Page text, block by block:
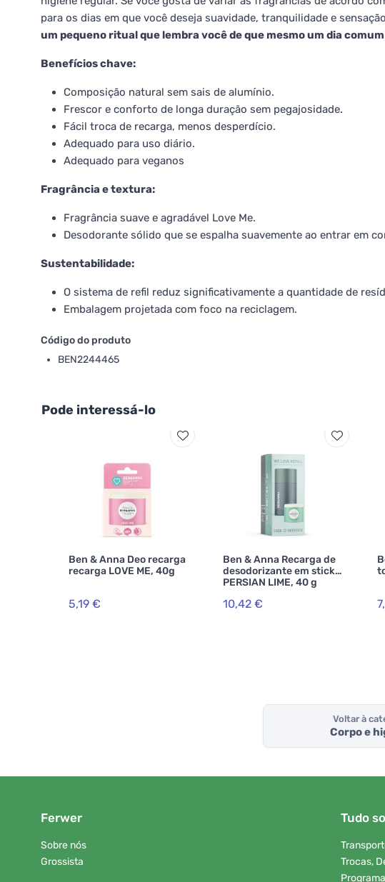
para os dias em que você deseja suavidade, tranquilidade e
um pequeno ritual que lembra você de que mesmo um dia
Benefícios chave:
Composição natural sem sais de alumínio.
Frescor e conforto de longa duração sem pegajosidade.
Fácil troca de recarga, menos desperdício.
Adequado para uso diário.
Adequado para veganos
Fragrância e textura:
Fragrância suave e agradável Love Me.
Desodorante sólido que se espalha suavemente ao entrar em
Sustentabilidade:
O sistema de refil reduz significativamente a quantidade de
Embalagem projetada com foco na reciclagem.
Código do produto
BEN2244465
Pode interessá-lo
Ben & Anna Deo recarga
recarga LOVE ME, 40g
5,19 €
Ben & Anna Recarga de
desodorizante em stick
PERSIAN LIME, 40 g
10,42 €
Voltar à
Corpo e
Ferwer
Sobre nós
Grossista
Tudo
Trocas,